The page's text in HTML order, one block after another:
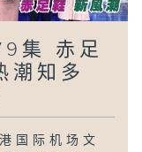
找出全港孤
Kong
车票与早期
着，拼凑出
体记忆。
集 赤足
潮知多
港国际机场文